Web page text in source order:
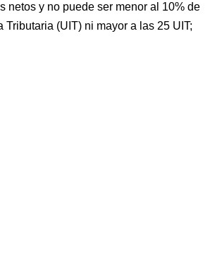
netos y no puede ser menor al 10% de
Tributaria (UIT) ni mayor a las 25 UIT;